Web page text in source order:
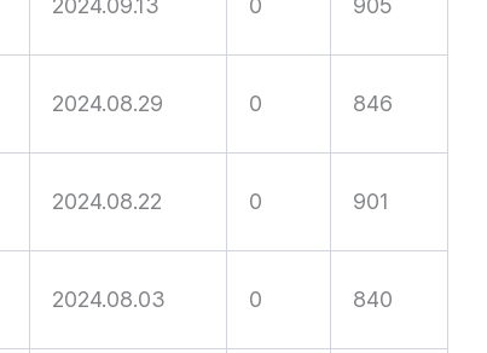
2024.09.13 0 905
2024.08.29 0 846
2024.08.22 0 901
2024.08.03 0 840